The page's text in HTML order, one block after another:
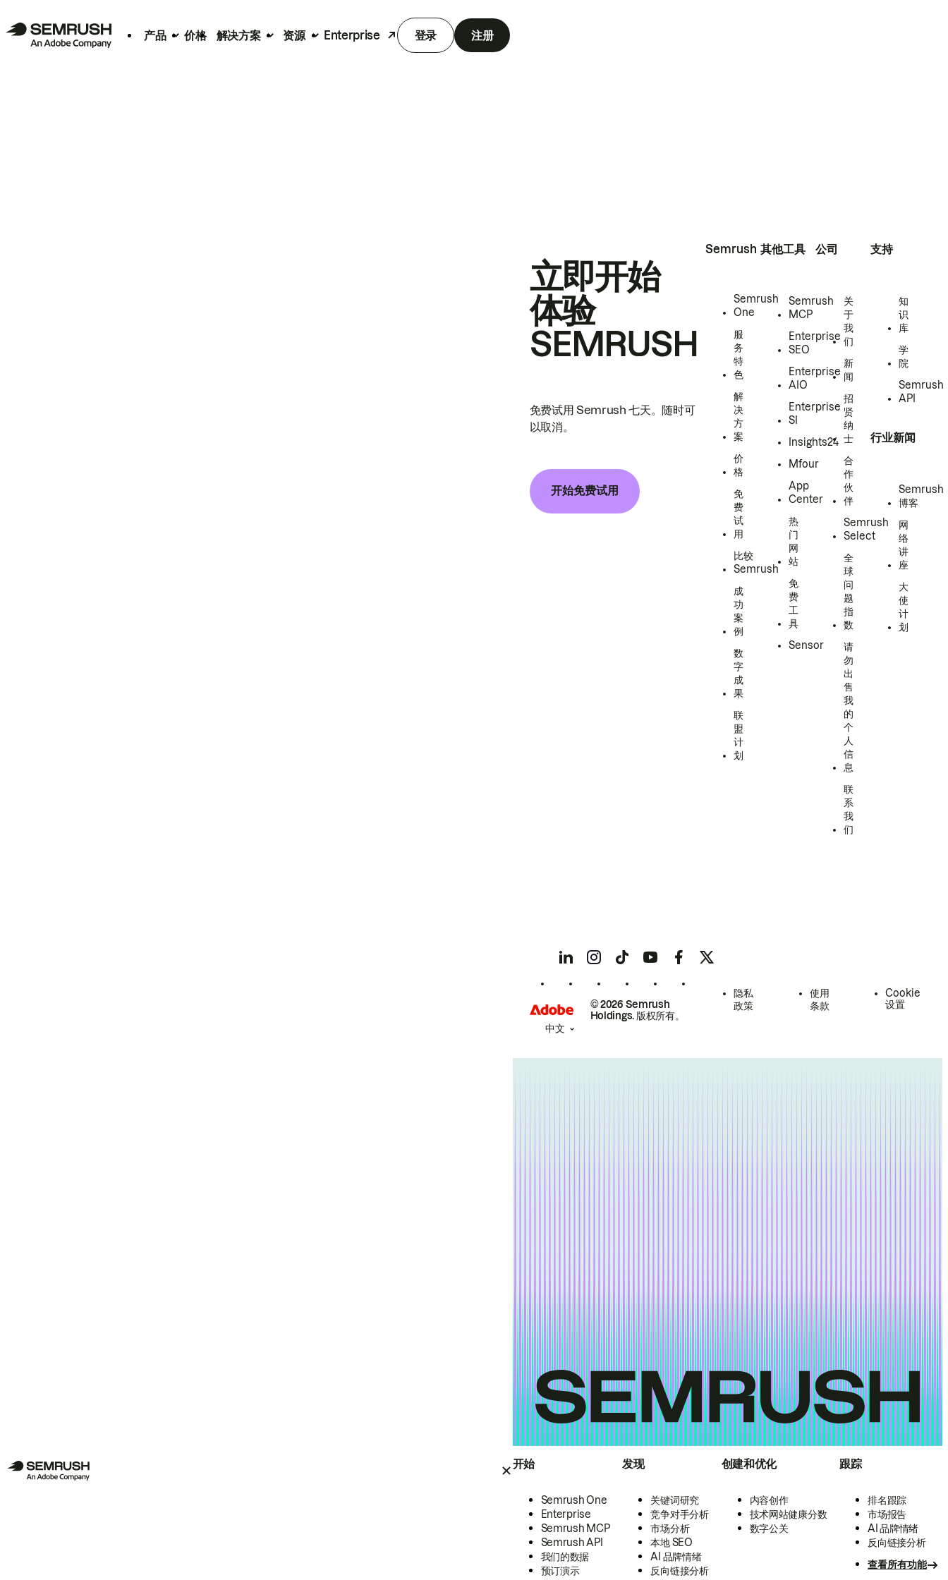
产品 价格 解决方案 资源 Enterprise 登录 注册
开始
Semrush One
Enterprise
Semrush MCP
Semrush API
我们的数据
预订演示
发现
关键词研究
竞争对手分析
市场分析
本地 SEO
AI 品牌情绪
反向链接分析
创建和优化
内容创作
技术网站健康分数
数字公关
跟踪
排名跟踪
市场报告
AI 品牌情绪
反向链接分析
查看所有功能
立即开始
体验
SEMRUSH
免费试用 Semrush 七天。随时可
以取消。
开始免费试用
Semrush
Semrush
One
服
务
特
色
解
决
方
案
价
格
免
费
试
用
比较
Semrush
成
功
案
例
数
字
成
果
联
盟
计
划
其他工具
Semrush
MCP
Enterprise
SEO
Enterprise
AIO
Enterprise
SI
Insights24
Mfour
App
Center
热
门
网
站
免
费
工
具
Sensor
公司
关
于
我
们
新
闻
招
贤
纳
士
合
作
伙
伴
Semrush
Select
全
球
问
题
指
数
请
勿
出
售
我
的
个
人
信
息
联
系
我
们
支持
知
识
库
学
院
Semrush
API
行业新闻
Semrush
博客
网
络
讲
座
大
使
计
划
© 2026 Semrush
Holdings. 版权所有。
隐私
政策
使用
条款
Cookie
设置
中文